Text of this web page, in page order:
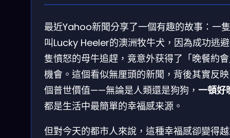
最近Yahoo新聞分享了一個有趣的故事：一
叫Lucky Heeler的澳洲牧牛犬，因為成功逃
隻憤怒的母牛追趕，竟意外获得了「晚餐約
機會。這個看似無厘頭的新聞，背後其實反
個普世價值——無論是人類還是狗狗， 一頓好
都是生活中最簡單的幸福感来源。
但對今天的都市人來說，這種幸福感卻變得